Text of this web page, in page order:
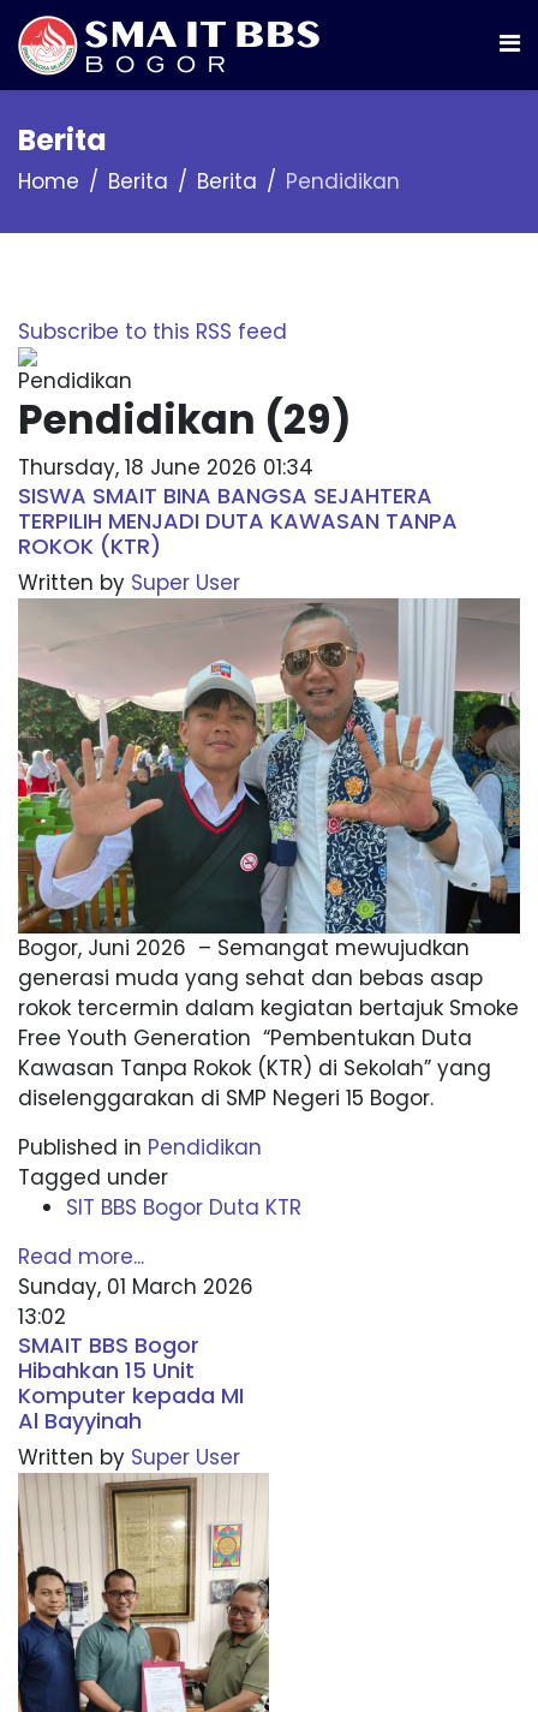
Berita
Home Berita Berita Pendidikan
Subscribe to this RSS feed
Pendidikan (29)
Thursday, 18 June 2026 01:34
SISWA SMAIT BINA BANGSA SEJAHTERA
TERPILIH MENJADI DUTA KAWASAN TANPA
ROKOK (KTR)
Written by Super User
Bogor, Juni 2026 – Semangat mewujudkan
generasi muda yang sehat dan bebas asap
rokok tercermin dalam kegiatan bertajuk Smoke
Free Youth Generation “Pembentukan Duta
Kawasan Tanpa Rokok (KTR) di Sekolah” yang
diselenggarakan di SMP Negeri 15 Bogor.
Published in Pendidikan
Tagged under
SIT BBS Bogor Duta KTR
Read more...
Sunday, 01 March 2026
13:02
SMAIT BBS Bogor
Hibahkan 15 Unit
Komputer kepada MI
Al Bayyinah
Written by Super User